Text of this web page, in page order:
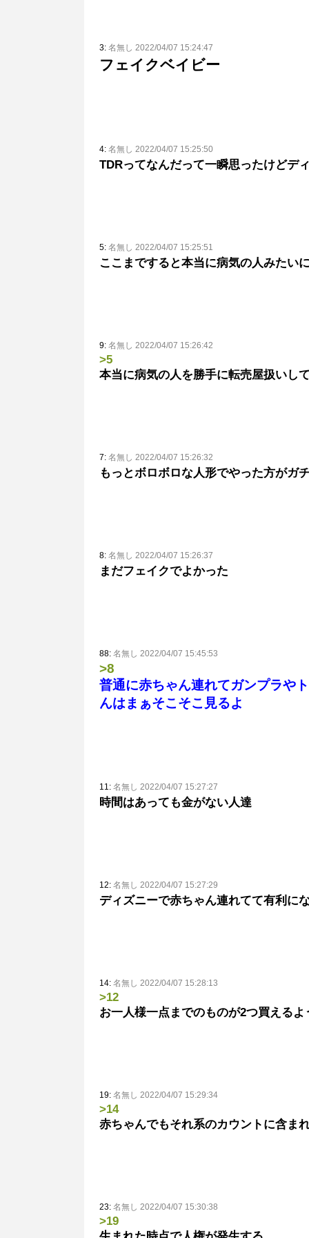
3: 名無し 2022/04/07 15:24:47
フェイクベイビー
4: 名無し 2022/04/07 15:25:50
TDRってなんだって一瞬思ったけどデ
5: 名無し 2022/04/07 15:25:51
ここまですると本当に病気の人みたい
9: 名無し 2022/04/07 15:26:42
>5
本当に病気の人を勝手に転売屋扱いし
7: 名無し 2022/04/07 15:26:32
もっとボロボロな人形でやった方がガ
8: 名無し 2022/04/07 15:26:37
まだフェイクでよかった
88: 名無し 2022/04/07 15:45:53
>8
普通に赤ちゃん連れてガンプラや
んはまぁそこそこ見るよ
11: 名無し 2022/04/07 15:27:27
時間はあっても金がない人達
12: 名無し 2022/04/07 15:27:29
ディズニーで赤ちゃん連れてて有利に
14: 名無し 2022/04/07 15:28:13
>12
お一人様一点までのものが2つ買える
19: 名無し 2022/04/07 15:29:34
>14
赤ちゃんでもそれ系のカウントに含ま
23: 名無し 2022/04/07 15:30:38
>19